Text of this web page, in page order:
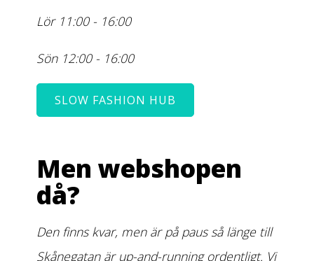
Lör 11:00 - 16:00
Sön 12:00 - 16:00
SLOW FASHION HUB
Men webshopen
då?
Den finns kvar, men är på paus så länge till
Skånegatan är up-and-running ordentligt. Vi